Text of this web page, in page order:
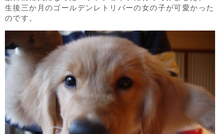
生後三か月のゴールデンレトリバーの女の子が可愛かった
のです。